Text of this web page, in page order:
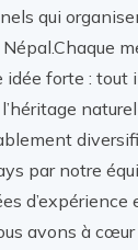
qui
idée forte : tout
par notre
d’expérience
avons à